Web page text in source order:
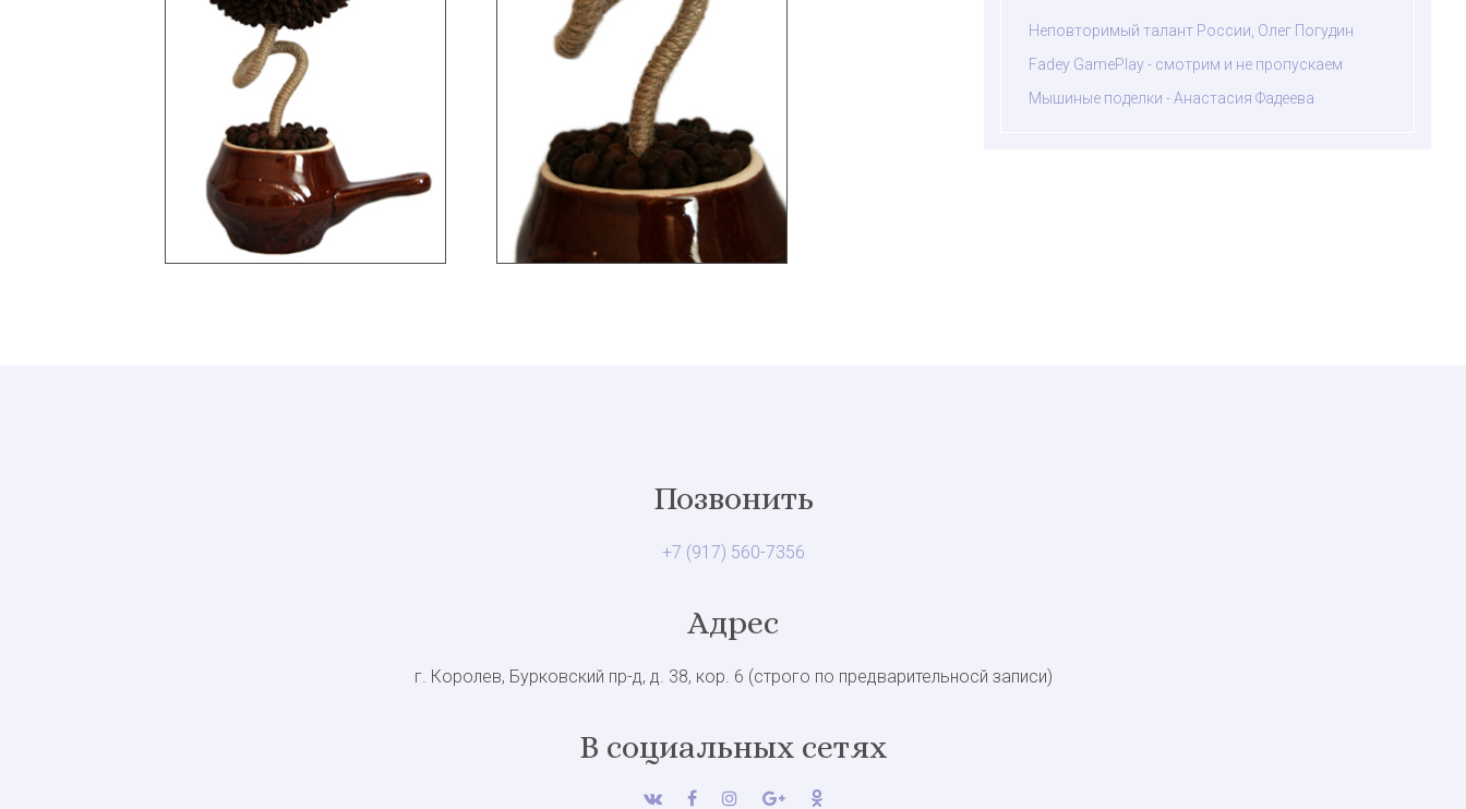
Неповторимый талант России, Олег Погудин
Fadey GamePlay - смотрим и не пропускаем
Мышиные поделки - Анастасия Фадеева
Позвонить
+7 (917) 560-7356
Адрес
г. Королев, Бурковский пр-д, д. 38, кор. 6 (строго по предварительносй записи)
В социальных сетях